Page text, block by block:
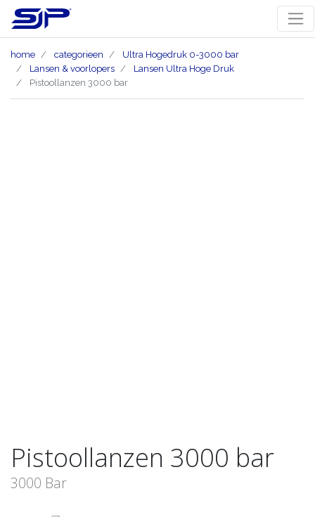
home categorieen
Ultra Hogedruk 0-3000 bar
Lansen & voorlopers
Lansen Ultra Hoge Druk
Pistoollanzen 3000 bar
Pistoollanzen 3000 bar
3000 Bar